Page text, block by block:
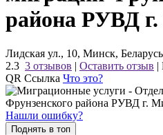
района РУВД
Лидская ул., 10, Минск, Беларусь
2.3 3 отзывов | Оставить отзыв |
QR Ссылка Что это?
Нашли ошибку?
Поднять в топ